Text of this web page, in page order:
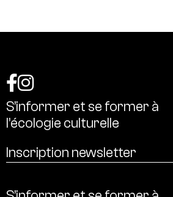
S’informer et se former à
l’écologie culturelle